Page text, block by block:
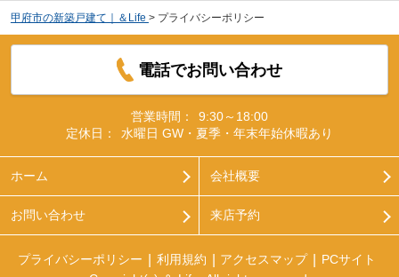
甲府市の新築戸建て｜＆Life > プライバシーポリシー
電話でお問い合わせ
営業時間：
9:30～18:00
定休日：
水曜日 GW・夏季・年末年始休暇あり
ホーム 会社概要
お問い合わせ 来店予約
プライバシーポリシー 利用規約 アクセスマップ
PCサイト